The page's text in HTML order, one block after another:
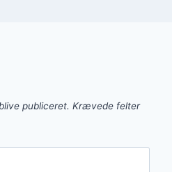
publiceret. Krævede felter